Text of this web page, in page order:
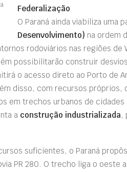
Federalização
O Paraná ainda viabiliza uma
Desenvolvimento) na ordem
rodoviários nas regiões de
possibilitarão construir
o acesso direto ao Porto de
disso, com recursos próprios,
em trechos urbanos de
a construção industrializada,
suficientes, o Paraná
PR 280. O trecho liga o